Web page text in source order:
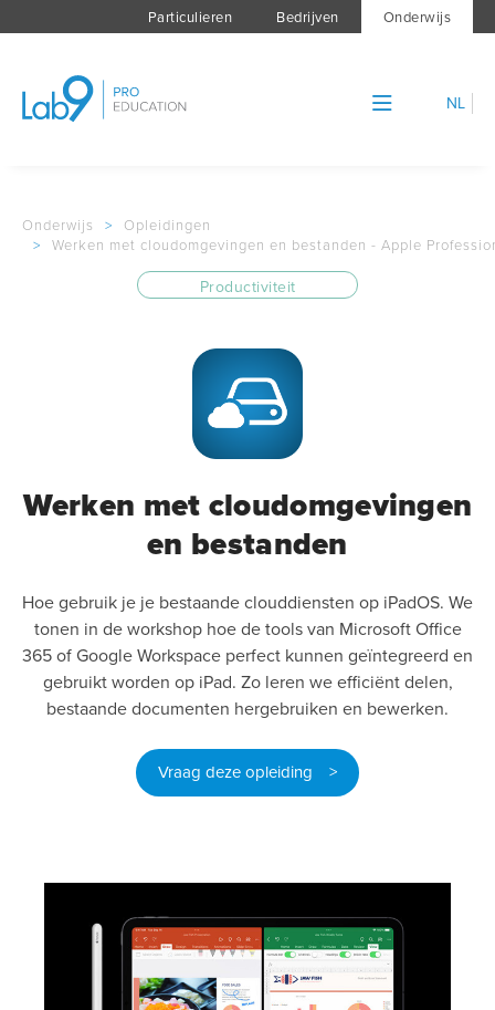
Particulieren Bedrijven Onderwijs
NL
Onderwijs >
Opleidingen
> Werken met cloudomgevingen en bestanden - Apple
Productiviteit
Werken met cloudomgevingen
en bestanden
Hoe gebruik je je bestaande clouddiensten op iPadOS. We
tonen in de workshop hoe de tools van Microsoft Office
365 of Google Workspace perfect kunnen geïntegreerd en
gebruikt worden op iPad. Zo leren we efficiënt delen,
bestaande documenten hergebruiken en bewerken.
Vraag deze opleiding >